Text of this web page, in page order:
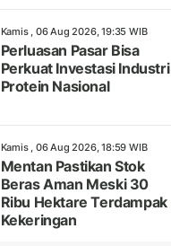
Kamis , 06 Aug 2026, 19:35 WIB
Perluasan Pasar Bisa
Perkuat Investasi Industri
Protein Nasional
Kamis , 06 Aug 2026, 18:59 WIB
Mentan Pastikan Stok
Beras Aman Meski 30
Ribu Hektare Terdampak
Kekeringan